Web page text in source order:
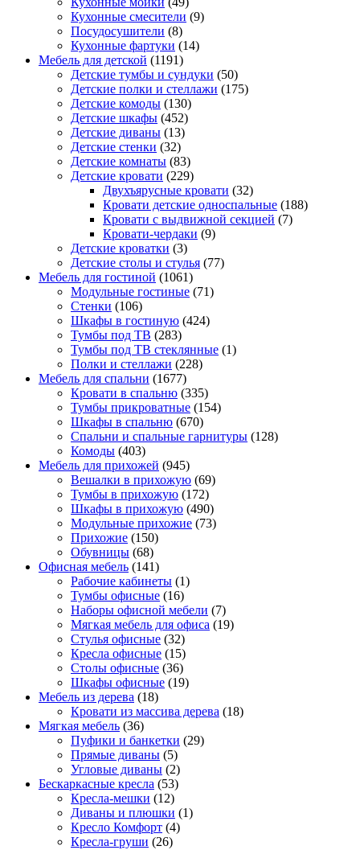
Кухонные смесители (9)
Посудосушители (8)
Кухонные фартуки (14)
Мебель для детской (1191)
Детские тумбы и сундуки (50)
Детские полки и стеллажи (175)
Детские комоды (130)
Детские шкафы (452)
Детские диваны (13)
Детские стенки (32)
Детские комнаты (83)
Детские кровати (229)
Двухъярусные кровати (32)
Кровати детские односпальные (188)
Кровати с выдвижной секцией (7)
Кровати-чердаки (9)
Детские кроватки (3)
Детские столы и стулья (77)
Мебель для гостиной (1061)
Модульные гостиные (71)
Стенки (106)
Шкафы в гостиную (424)
Тумбы под ТВ (283)
Тумбы под ТВ стеклянные (1)
Полки и стеллажи (228)
Мебель для спальни (1677)
Кровати в спальню (335)
Тумбы прикроватные (154)
Шкафы в спальню (670)
Спальни и спальные гарнитуры (128)
Комоды (403)
Мебель для прихожей (945)
Вешалки в прихожую (69)
Тумбы в прихожую (172)
Шкафы в прихожую (490)
Модульные прихожие (73)
Прихожие (150)
Обувницы (68)
Офисная мебель (141)
Рабочие кабинеты (1)
Тумбы офисные (16)
Наборы офисной мебели (7)
Мягкая мебель для офиса (19)
Стулья офисные (32)
Кресла офисные (15)
Столы офисные (36)
Шкафы офисные (19)
Мебель из дерева (18)
Кровати из массива дерева (18)
Мягкая мебель (36)
Пуфики и банкетки (29)
Прямые диваны (5)
Угловые диваны (2)
Бескаркасные кресла (53)
Кресла-мешки (12)
Диваны и плюшки (1)
Кресло Комфорт (4)
Кресла-груши (26)